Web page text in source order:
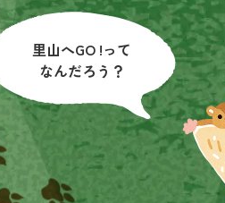
里山へGO !って
なんだろう？